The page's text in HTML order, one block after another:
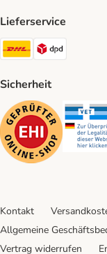
Lieferservice
DHL Shipping
Sicherheit
Security
Kontakt
Allgemeine
Vertrag widerrufen